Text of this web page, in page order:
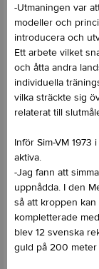
-Utmaningen var
modeller och
introducera och
Ett arbete vilket
och åtta andra
individuella
vilka sträckte sig
relaterat till
Inför Sim-VM
aktiva.
-Jag fann att
uppnådda. I den
så att kroppen
kompletterade
blev 12 svenska
guld på 200 meter